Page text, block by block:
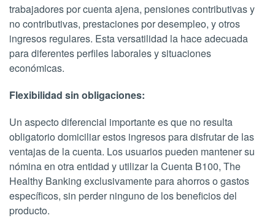
trabajadores por cuenta ajena, pensiones contributivas y
no contributivas, prestaciones por desempleo, y otros
ingresos regulares. Esta versatilidad la hace adecuada
para diferentes perfiles laborales y situaciones
económicas.
Flexibilidad sin obligaciones:
Un aspecto diferencial importante es que no resulta
obligatorio domiciliar estos ingresos para disfrutar de las
ventajas de la cuenta. Los usuarios pueden mantener su
nómina en otra entidad y utilizar la Cuenta B100, The
Healthy Banking exclusivamente para ahorros o gastos
específicos, sin perder ninguno de los beneficios del
producto.